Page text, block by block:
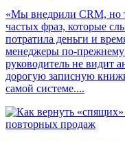
«Мы внедрили CRM, но
частых фраз, которые
потратила деньги и
менеджеры по-прежнему
руководитель не видит
дорогую записную
самой системе....